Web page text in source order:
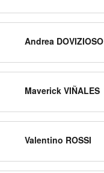
Andrea DOVIZIOSO
Maverick VIÑALES
Valentino ROSSI